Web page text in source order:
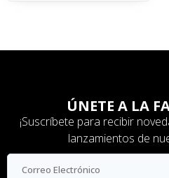
ÚNETE A LA
¡Suscríbete para recibir
lanzamientos de